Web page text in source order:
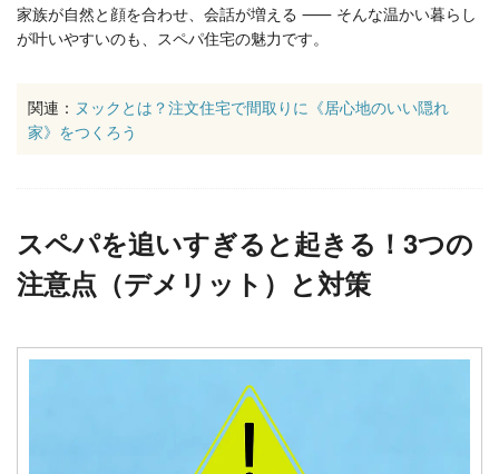
家族が自然と顔を合わせ、会話が増える ⸺ そんな温かい暮らし
が叶いやすいのも、スペパ住宅の魅力です。
関連： ヌックとは？注文住宅で間取りに《居心地のいい隠れ
家》をつくろう
スペパを追いすぎると起きる！3つの
注意点（デメリット）と対策